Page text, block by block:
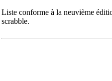
Liste conforme à la neuvième
scrabble.